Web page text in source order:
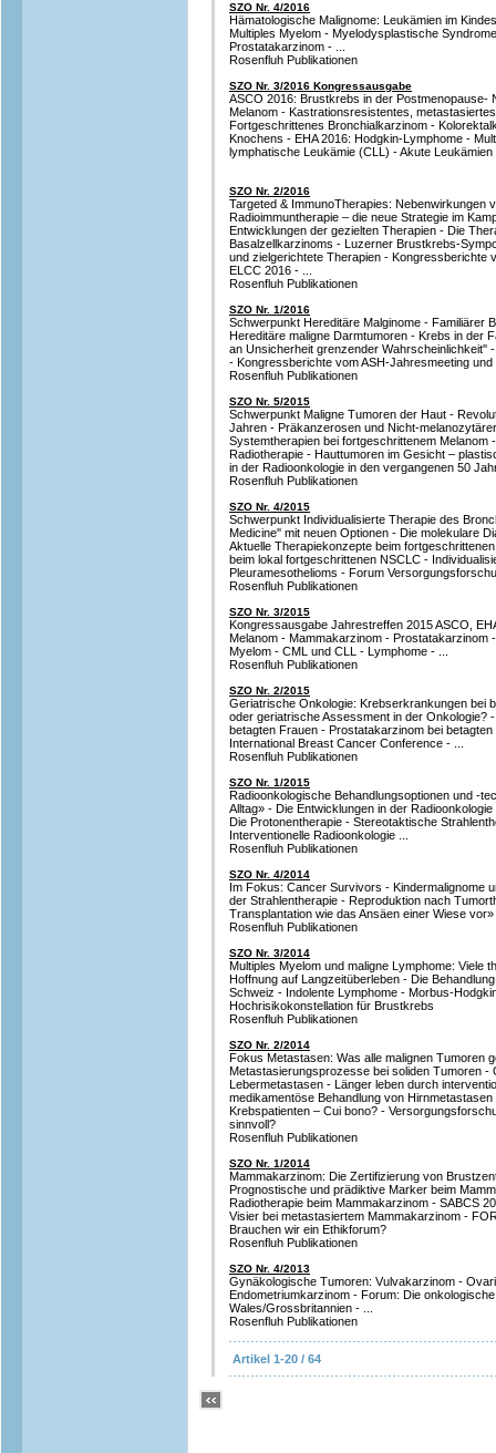
SZO Nr. 4/2016
Hämatologische Malignome: Leukämien im
Multiples Myelom - Myelodysplastische
Prostatakarzinom - ...
Rosenfluh Publikationen
SZO Nr. 3/2016 Kongressausgabe
ASCO 2016: Brustkrebs in der Postmenopause-
Melanom - Kastrationsresistentes,
Fortgeschrittenes Bronchialkarzinom -
Knochens - EHA 2016: Hodgkin-Lymphome -
lymphatische Leukämie (CLL) - Akute Leukämien
SZO Nr. 2/2016
Targeted & ImmunoTherapies: Nebenwirkungen
Radioimmuntherapie – die neue Strategie im
Entwicklungen der gezielten Therapien - Die
Basalzellkarzinoms - Luzerner Brustkrebs-
und zielgerichtete Therapien - Kongressberichte
ELCC 2016 - ...
Rosenfluh Publikationen
SZO Nr. 1/2016
Schwerpunkt Hereditäre Malginome - Familiärer
Hereditäre maligne Darmtumoren - Krebs in der
an Unsicherheit grenzender Wahrscheinlichkeit''
- Kongressberichte vom ASH-Jahresmeeting und
Rosenfluh Publikationen
SZO Nr. 5/2015
Schwerpunkt Maligne Tumoren der Haut -
Jahren - Präkanzerosen und Nicht-
Systemtherapien bei fortgeschrittenem Melanom
Radiotherapie - Hauttumoren im Gesicht –
in der Radioonkologie in den vergangenen 50
Rosenfluh Publikationen
SZO Nr. 4/2015
Schwerpunkt Individualisierte Therapie des
Medicine'' mit neuen Optionen - Die molekulare
Aktuelle Therapiekonzepte beim
beim lokal fortgeschrittenen NSCLC -
Pleuramesothelioms - Forum
Rosenfluh Publikationen
SZO Nr. 3/2015
Kongressausgabe Jahrestreffen 2015 ASCO,
Melanom - Mammakarzinom - Prostatakarzinom
Myelom - CML und CLL - Lymphome - ...
Rosenfluh Publikationen
SZO Nr. 2/2015
Geriatrische Onkologie: Krebserkrankungen bei
oder geriatrische Assessment in der Onkologie?
betagten Frauen - Prostatakarzinom bei
International Breast Cancer Conference - ...
Rosenfluh Publikationen
SZO Nr. 1/2015
Radioonkologische Behandlungsoptionen und -
Alltag» - Die Entwicklungen in der
Die Protonentherapie - Stereotaktische
Interventionelle Radioonkologie ...
Rosenfluh Publikationen
SZO Nr. 4/2014
Im Fokus: Cancer Survivors - Kindermalignome
der Strahlentherapie - Reproduktion nach
Transplantation wie das Ansäen einer Wiese
Rosenfluh Publikationen
SZO Nr. 3/2014
Multiples Myelom und maligne Lymphome: Viele
Hoffnung auf Langzeitüberleben - Die
Schweiz - Indolente Lymphome - Morbus-
Hochrisikokonstellation für Brustkrebs
Rosenfluh Publikationen
SZO Nr. 2/2014
Fokus Metastasen: Was alle malignen Tumoren
Metastasierungsprozesse bei soliden Tumoren -
Lebermetastasen - Länger leben durch
medikamentöse Behandlung von
Krebspatienten – Cui bono? -
sinnvoll?
Rosenfluh Publikationen
SZO Nr. 1/2014
Mammakarzinom: Die Zertifizierung von
Prognostische und prädiktive Marker beim
Radiotherapie beim Mammakarzinom - SABCS
Visier bei metastasiertem Mammakarzinom -
Brauchen wir ein Ethikforum?
Rosenfluh Publikationen
SZO Nr. 4/2013
Gynäkologische Tumoren: Vulvakarzinom -
Endometriumkarzinom - Forum: Die
Wales/Grossbritannien - ...
Rosenfluh Publikationen
Artikel 1-20 / 64